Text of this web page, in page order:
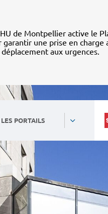
de Montpellier active le
garantir une prise en charge
aux urgences.
PORTAILS